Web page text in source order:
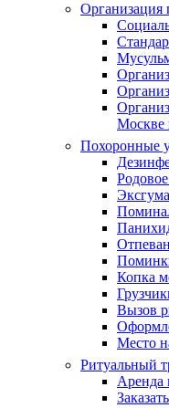
Организация
Похоронные
Копка
Вызов
Место
Ритуальный
Аренда